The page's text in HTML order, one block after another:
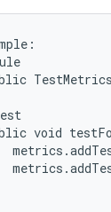
void